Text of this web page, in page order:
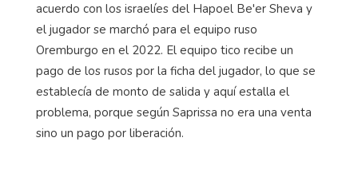
acuerdo con los israelíes del Hapoel Be'er Sheva y
el jugador se marchó para el equipo ruso
Oremburgo en el 2022. El equipo tico recibe un
pago de los rusos por la ficha del jugador, lo que se
establecía de monto de salida y aquí estalla el
problema, porque según Saprissa no era una venta
sino un pago por liberación.